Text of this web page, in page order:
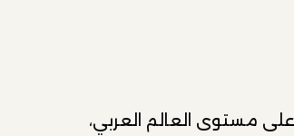
مستوى العالم العربي،